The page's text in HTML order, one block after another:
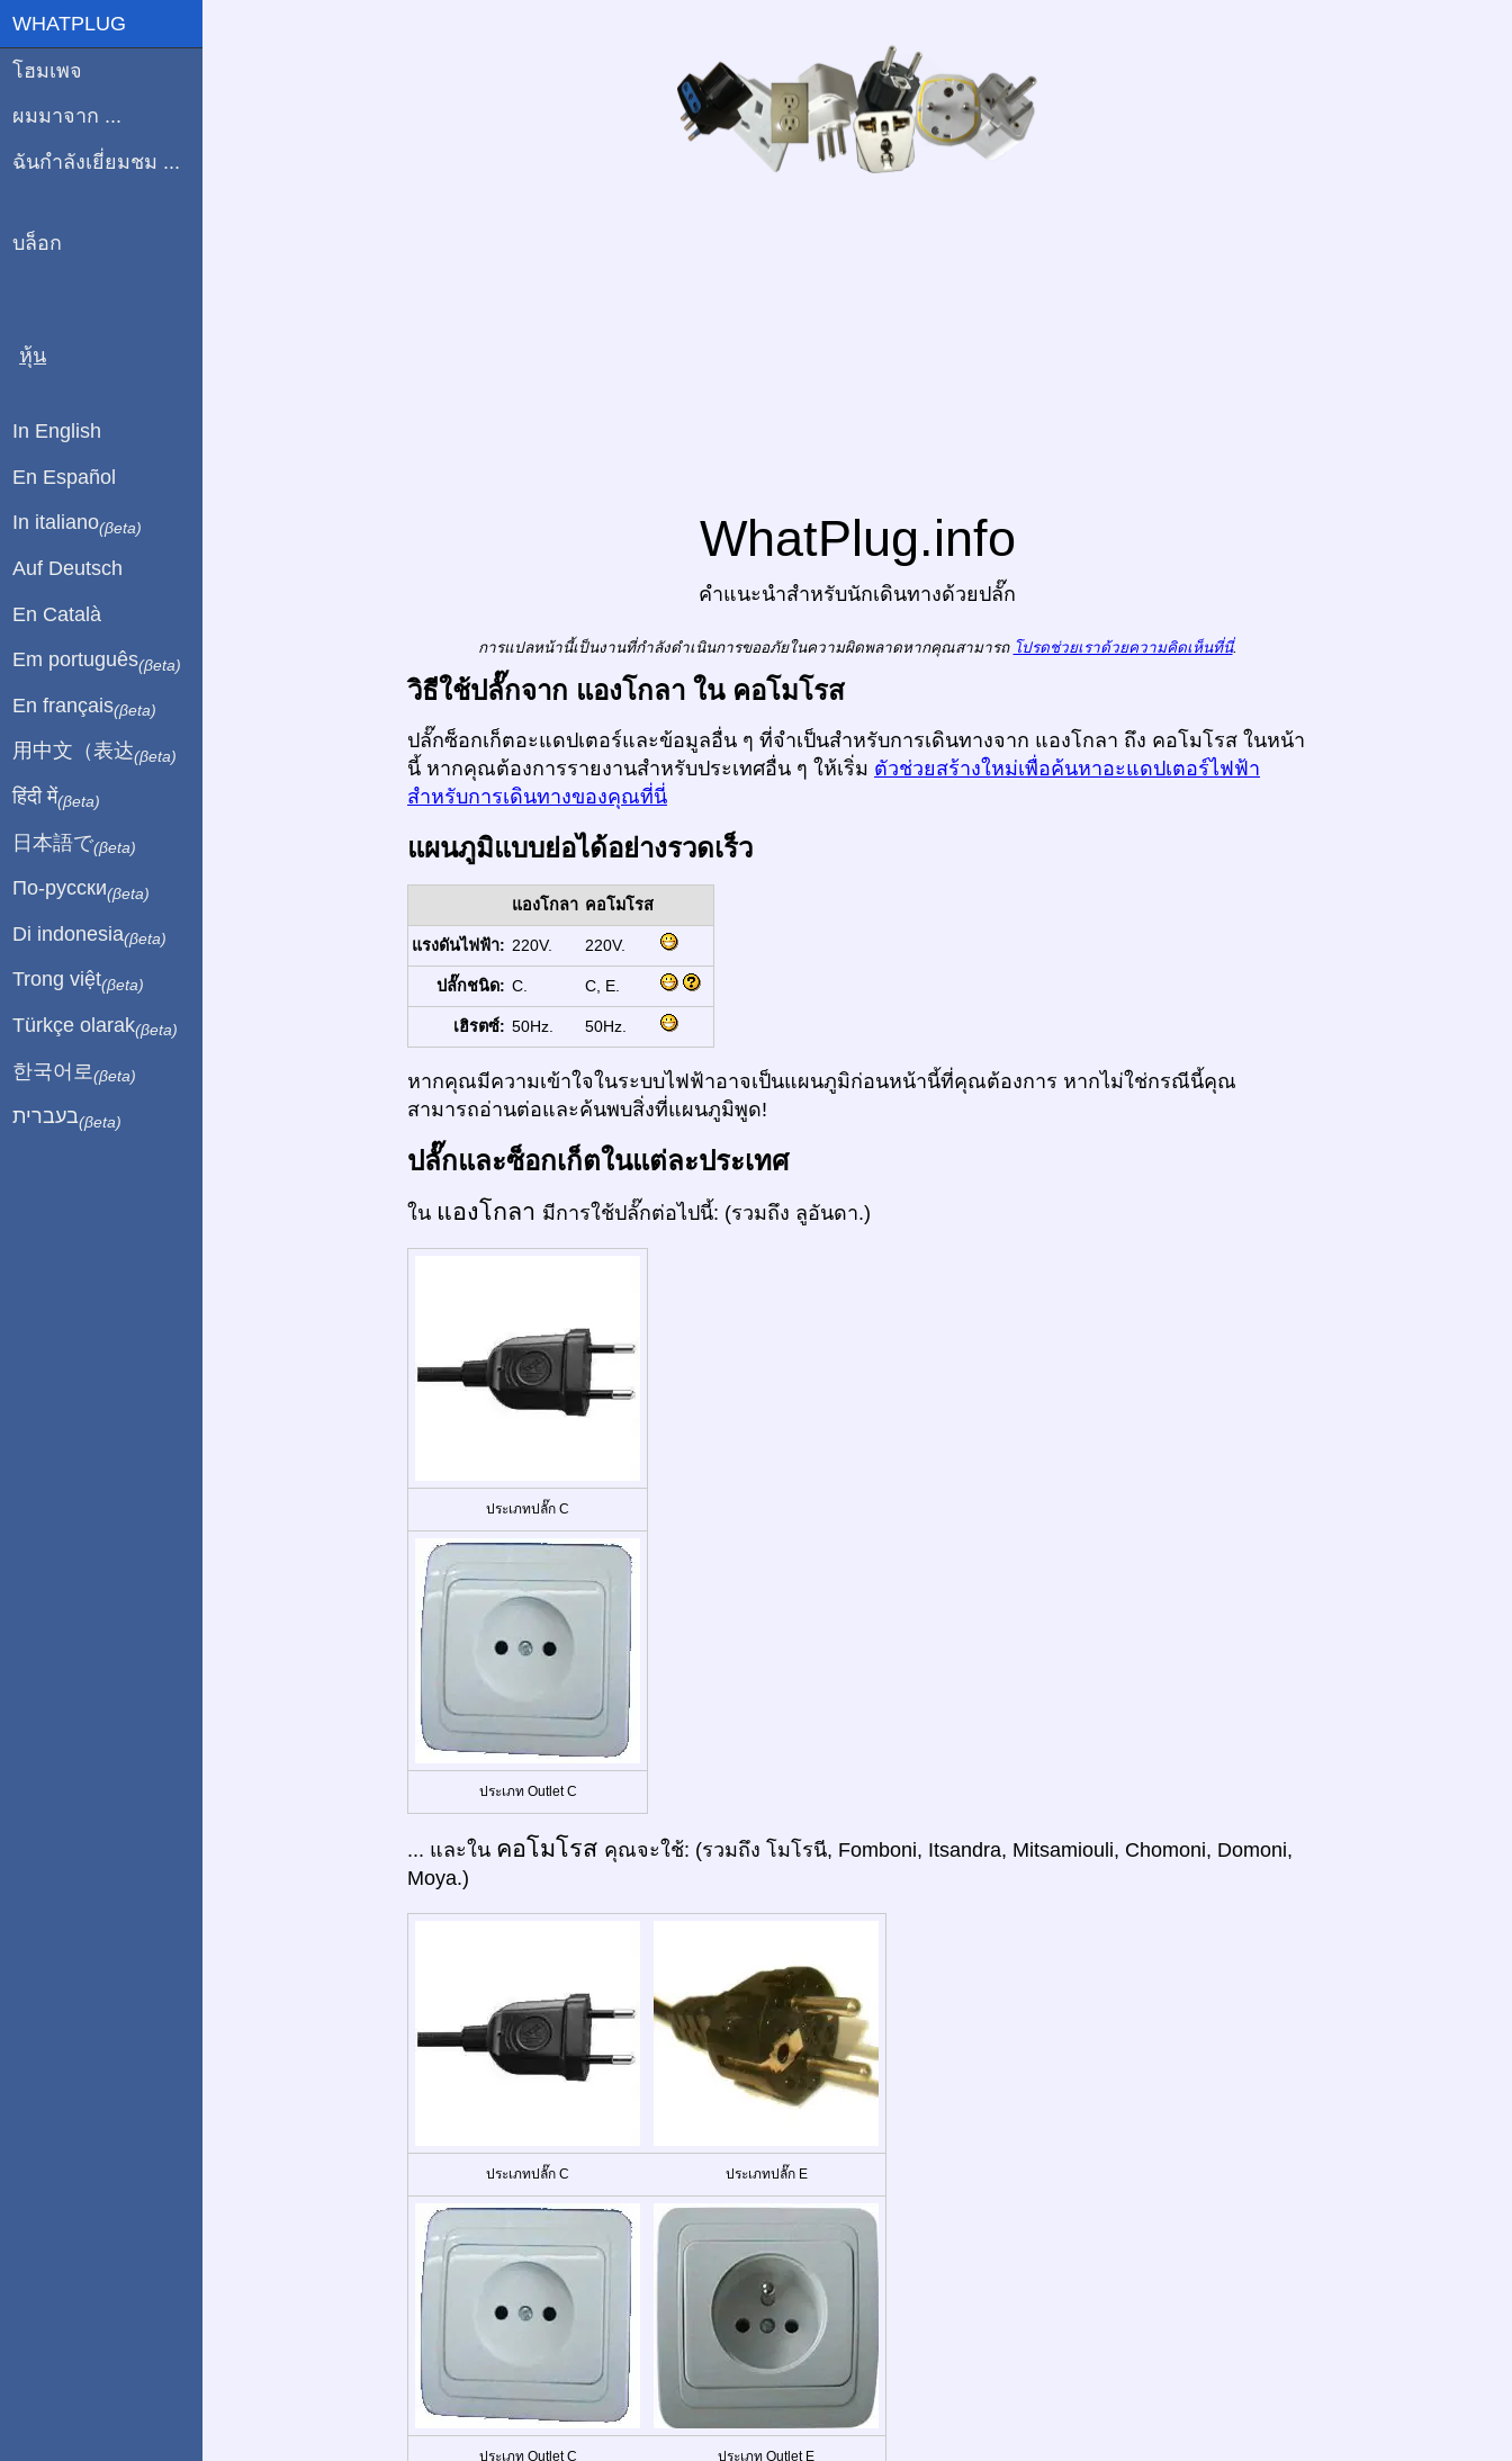
WhatPlug.info
คำแนะนำสำหรับนักเดินทางด้วยปลั๊ก
การแปลหน้านี้เป็นงานที่กำลังดำเนินการขออภัยในความผิดพลาดหากคุณสามารถ โปรดช่วยเราด้วยความคิดเห็นที่นี่.
วิธีใช้ปลั๊กจาก แองโกลา ใน คอโมโรส
ปลั๊กซ็อกเก็ตอะแดปเตอร์และข้อมูลอื่น ๆ ที่จำเป็นสำหรับการเดินทางจาก แองโกลา ถึง คอโมโรส ในหน้า
นี้ หากคุณต้องการรายงานสำหรับประเทศอื่น ๆ ให้เริ่ม ตัวช่วยสร้างใหม่เพื่อค้นหาอะแดปเตอร์ไฟฟ้า
สำหรับการเดินทางของคุณที่นี่
แผนภูมิแบบย่อได้อย่างรวดเร็ว
แองโกลา คอโมโรส
แรงดันไฟฟ้า: 220V. 220V.
ปลั๊กชนิด: C. C, E.
เฮิรตซ์: 50Hz. 50Hz.
หากคุณมีความเข้าใจในระบบไฟฟ้าอาจเป็นแผนภูมิก่อนหน้านี้ที่คุณต้องการ หากไม่ใช่กรณีนี้คุณ
สามารถอ่านต่อและค้นพบสิ่งที่แผนภูมิพูด!
ปลั๊กและซ็อกเก็ตในแต่ละประเทศ
ใน แองโกลา มีการใช้ปลั๊กต่อไปนี้: (รวมถึง ลูอันดา.)
ประเภทปลั๊ก C
ประเภท Outlet C
... และใน คอโมโรส คุณจะใช้: (รวมถึง โมโรนี, Fomboni, Itsandra, Mitsamiouli, Chomoni, Domoni,
Moya.)
ประเภทปลั๊ก C ประเภทปลั๊ก E
ประเภท Outlet C ประเภท Outlet E
WHATPLUG
โฮมเพจ
ผมมาจาก ...
ฉันกำลังเยี่ยมชม ...
บล็อก
หุ้น
In English
En Español
In italiano(βeta)
Auf Deutsch
En Català
Em português(βeta)
En français(βeta)
用中文（表达(βeta)
हिंदी में(βeta)
日本語で(βeta)
По-русски(βeta)
Di indonesia(βeta)
Trong việt(βeta)
Türkçe olarak(βeta)
한국어로 (βeta)
בעברית(βeta)